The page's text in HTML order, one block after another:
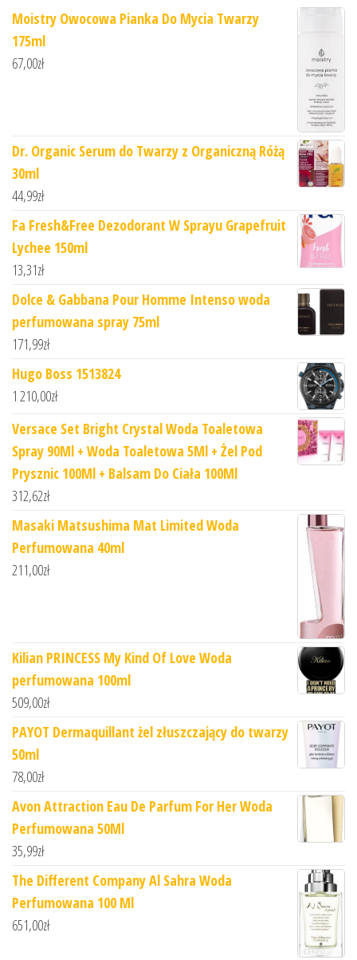
Moistry Owocowa Pianka Do Mycia Twarzy
175ml
67,00zł
Dr. Organic Serum do Twarzy z Organiczną Różą
30ml
44,99zł
Fa Fresh&Free Dezodorant W Sprayu Grapefruit
Lychee 150ml
13,31zł
Dolce & Gabbana Pour Homme Intenso woda
perfumowana spray 75ml
171,99zł
Hugo Boss 1513824
1 210,00zł
Versace Set Bright Crystal Woda Toaletowa
Spray 90Ml + Woda Toaletowa 5Ml + Żel Pod
Prysznic 100Ml + Balsam Do Ciała 100Ml
312,62zł
Masaki Matsushima Mat Limited Woda
Perfumowana 40ml
211,00zł
Kilian PRINCESS My Kind Of Love Woda
perfumowana 100ml
509,00zł
PAYOT Dermaquillant żel złuszczający do twarzy
50ml
78,00zł
Avon Attraction Eau De Parfum For Her Woda
Perfumowana 50Ml
35,99zł
The Different Company Al Sahra Woda
Perfumowana 100 Ml
651,00zł